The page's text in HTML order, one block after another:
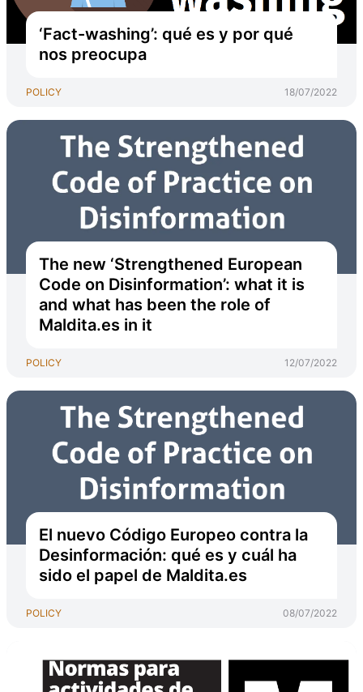
‘Fact-washing’: qué es y por qué
nos preocupa
POLICY 18/07/2022
The new ‘Strengthened European
Code on Disinformation’: what it is
and what has been the role of
Maldita.es in it
POLICY 12/07/2022
El nuevo Código Europeo contra la
Desinformación: qué es y cuál ha
sido el papel de Maldita.es
POLICY 08/07/2022